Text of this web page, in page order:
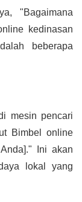
"Bagaimana
kedinasan
beberapa
mesin pencari
Bimbel online
Ini akan
lokal yang